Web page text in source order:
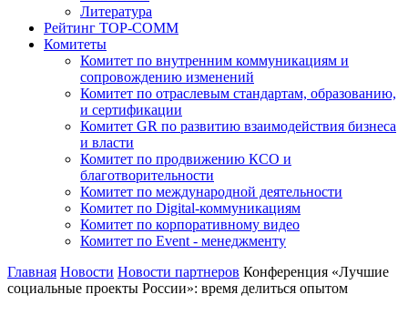
Литература
Рейтинг TOP-COMM
Комитеты
Комитет по внутренним коммуникациям и
сопровождению изменений
Комитет по отраслевым стандартам, образованию,
и сертификации
Комитет GR по развитию взаимодействия бизнеса
и власти
Комитет по продвижению КСО и
благотворительности
Комитет по международной деятельности
Комитет по Digital-коммуникациям
Комитет по корпоративному видео
Комитет по Event - менеджменту
Главная Новости Новости партнеров Конференция «Лучшие
социальные проекты России»: время делиться опытом